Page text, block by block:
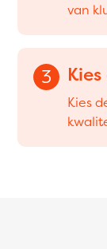
van
3
Kies